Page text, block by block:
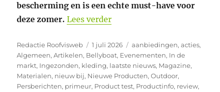
bescherming en is een echte must-have voor
deze zomer. Lees verder“Bescherm je huid tegen
Auteur
Redactie Roofvisweb
Geplaatst
op
1 juli 2026 Categorieën
aanbiedingen,acties,
Algemeen,Artikelen, Bellyboat, Evenementen, In de
markt, Ingezonden, kleding, laatste nieuws, Magazine,
Materialen, nieuw bij, Nieuwe Producten,Outdoor,
Persberichten, primeur, Product test, Productinfo, review,